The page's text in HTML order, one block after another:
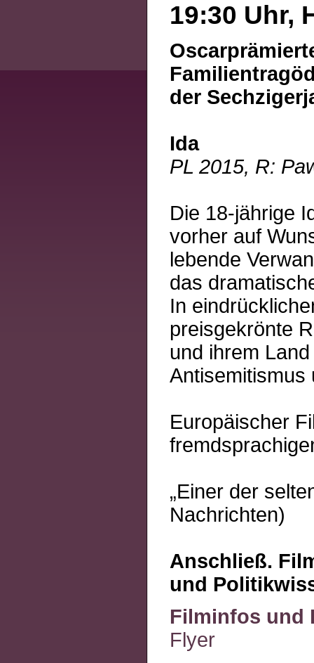
19:30 Uhr,
der
Ida
PL 2015, R:
Die 18-jährige
vorher auf
lebende
das
In
preisgekrönte
und ihrem
Antisemitismus
Europäischer
„Einer der
Nachrichten)
Anschließ.
und
Filminfos und
Flyer